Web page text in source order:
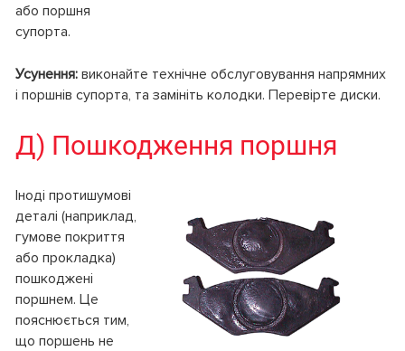
або поршня
супорта.
Усунення: виконайте технічне обслуговування напрямних
і поршнів супорта, та замініть колодки. Перевірте диски.
Д) Пошкодження поршня
Іноді протишумові
деталі (наприклад,
гумове покриття
або прокладка)
пошкоджені
поршнем. Це
пояснюється тим,
що поршень не